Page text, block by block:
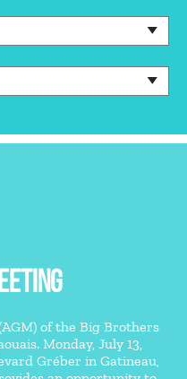
of the Big Brothers
Monday, July 13,
Gréber in Gatineau,